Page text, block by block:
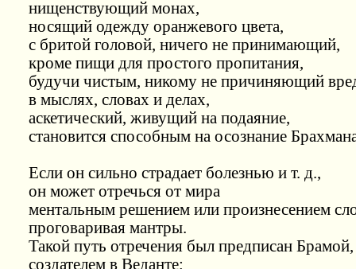
нищенствующий монах,
носящий одежду оранжевого цвета,
с бритой головой, ничего не принимающий,
кроме пищи для простого пропитания,
будучи чистым, никому не причиняющий
в мыслях, словах и делах,
аскетический, живущий на подаяние,
становится способным на осознание
Если он сильно страдает болезнью и т. д.,
он может отречься от мира
ментальным решением или произнесением
проговаривая мантры.
Такой путь отречения был предписан Брамой,
создателем в Веданте;